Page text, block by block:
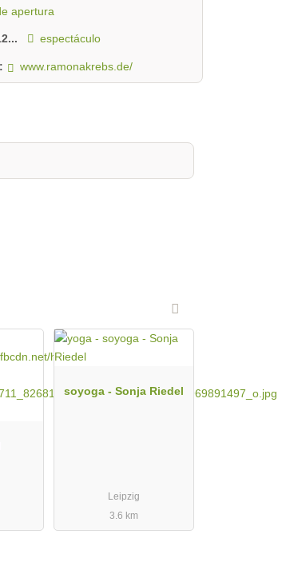
apertura
espectáculo
www.ramonakrebs.de/
soyoga - Sonja Riedel
Leipzig
3.6 km